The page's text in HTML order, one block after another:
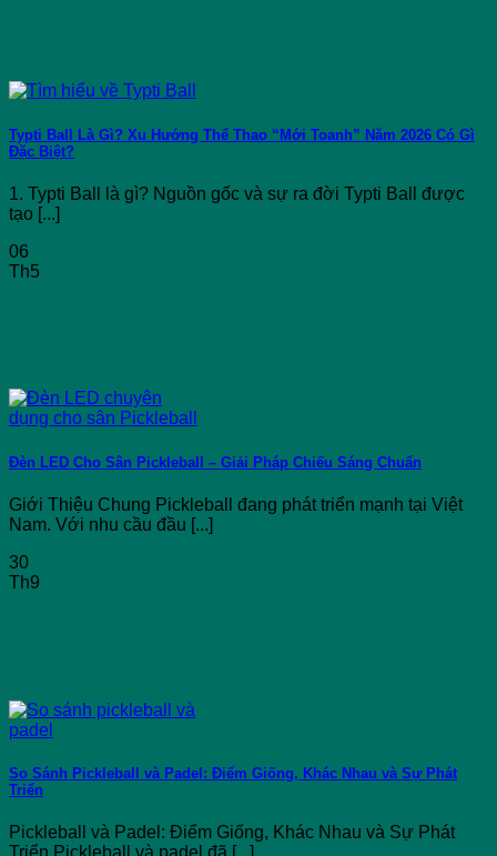
Typti Ball Là Gì? Xu Hướng Thể Thao “Mới Toanh” Năm 2026 Có Gì
Đặc Biệt?
1. Typti Ball là gì? Nguồn gốc và sự ra đời Typti Ball được
tạo [...]
06
Th5
Đèn LED Cho Sân Pickleball – Giải Pháp Chiếu Sáng Chuẩn
Giới Thiệu Chung Pickleball đang phát triển mạnh tại Việt
Nam. Với nhu cầu đầu [...]
30
Th9
So Sánh Pickleball và Padel: Điểm Giống, Khác Nhau và Sự Phát
Triển
Pickleball và Padel: Điểm Giống, Khác Nhau và Sự Phát
Triển Pickleball và padel đã [...]